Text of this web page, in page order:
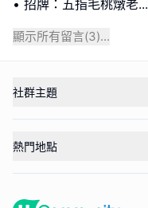
• 招牌：五指毛桃燉老...
顯示所有留言(3)...
社群主題
熱門地點